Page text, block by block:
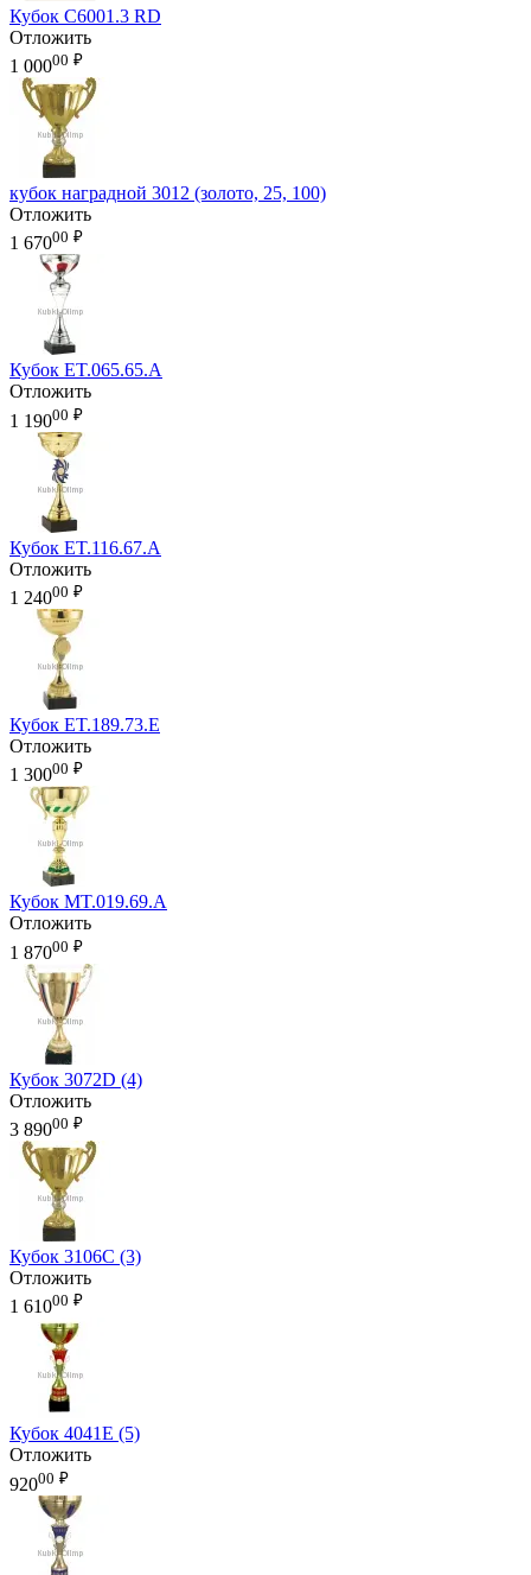
Кубок C6001.3 RD
Отложить
1 00000 ₽
кубок наградной 3012 (золото, 25, 100)
Отложить
1 67000 ₽
Кубок ET.065.65.A
Отложить
1 19000 ₽
Кубок ET.116.67.A
Отложить
1 24000 ₽
Кубок ET.189.73.E
Отложить
1 30000 ₽
Кубок MT.019.69.A
Отложить
1 87000 ₽
Кубок 3072D (4)
Отложить
3 89000 ₽
Кубок 3106C (3)
Отложить
1 61000 ₽
Кубок 4041E (5)
Отложить
92000 ₽